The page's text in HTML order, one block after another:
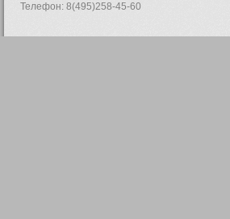
Телефон: 8(495)258-45-60